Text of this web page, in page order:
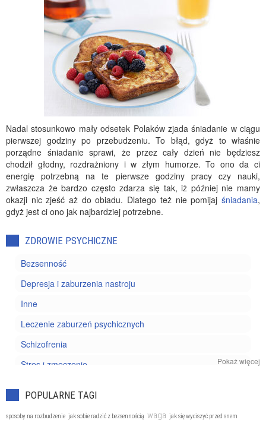
Nadal stosunkowo mały odsetek Polaków zjada śniadanie w ciągu
pierwszej godziny po przebudzeniu. To błąd, gdyż to właśnie
porządne śniadanie sprawi, że przez cały dzień nie będziesz
chodził głodny, rozdrażniony i w złym humorze. To ono da ci
energię potrzebną na te pierwsze godziny pracy czy nauki,
zwłaszcza że bardzo często zdarza się tak, iż później nie mamy
okazji nic zjeść aż do obiadu. Dlatego też nie pomijaj śniadania,
gdyż jest ci ono jak najbardziej potrzebne.
ZDROWIE PSYCHICZNE
Bezsenność
Depresja i zaburzenia nastroju
Inne
Leczenie zaburzeń psychicznych
Schizofrenia
Stres i zmęczenie
Pokaż więcej
POPULARNE TAGI
sposoby na rozbudzenie jak sobie radzić z bezsennością waga jak się wyciszyć przed snem